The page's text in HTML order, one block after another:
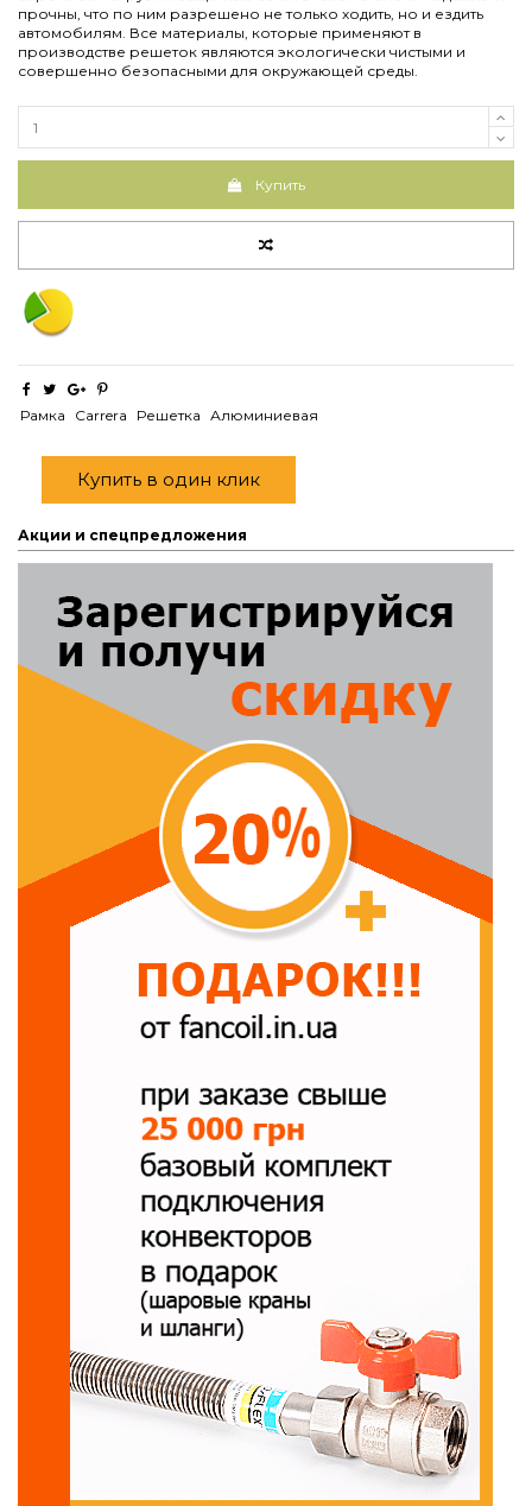
прочны, что по ним разрешено не только ходить, но и ездить
автомобилям. Все материалы, которые применяют в
производстве решеток являются экологически чистыми и
совершенно безопасными для окружающей среды.
Купить
Рамка Carrera Решетка Алюминиевая
Купить в один клик
Акции и спецпредложения